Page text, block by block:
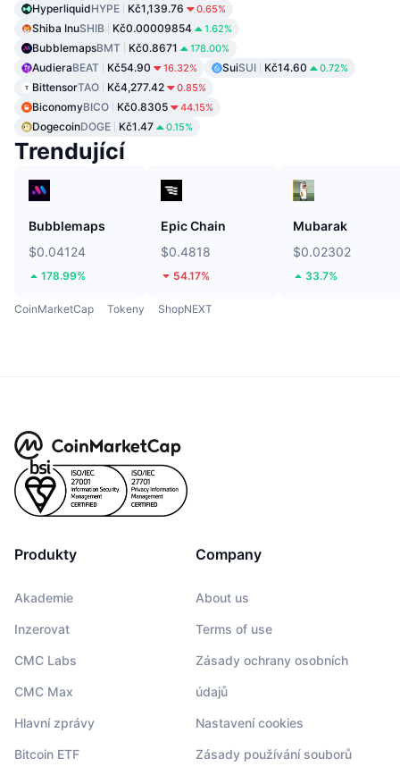
HyperliquidHYPE Kč1,139.76 0.65%
Shiba InuSHIB Kč0.00009854 1.62%
BubblemapsBMT Kč0.8671 178.00%
AudieraBEAT Kč54.90 16.32% SuiSUI Kč14.60 0.72%
BittensorTAO Kč4,277.42 0.85%
BiconomyBICO Kč0.8305 44.15%
DogecoinDOGE Kč1.47 0.15%
Trendující
Bubblemaps
$0.04124
178.99%
Epic Chain
$0.4818
54.17%
Mubarak
$0.02302
33.7%
CoinMarketCap Tokeny ShopNEXT
Produkty
Akademie
Inzerovat
CMC Labs
CMC Max
Hlavní zprávy
Bitcoin ETF
Company
About us
Terms of use
Zásady ochrany osobních
údajů
Nastavení cookies
Zásady používání souborů